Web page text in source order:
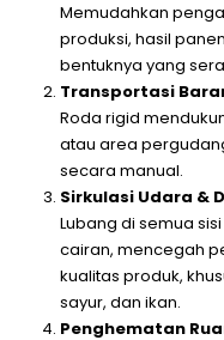
Memudahkan
produksi, hasil
bentuknya yang
Transportasi
Roda rigid
atau area
secara manual.
Sirkulasi Udara &
Lubang di semua
cairan, mencegah
kualitas produk,
sayur, dan ikan.
Penghematan